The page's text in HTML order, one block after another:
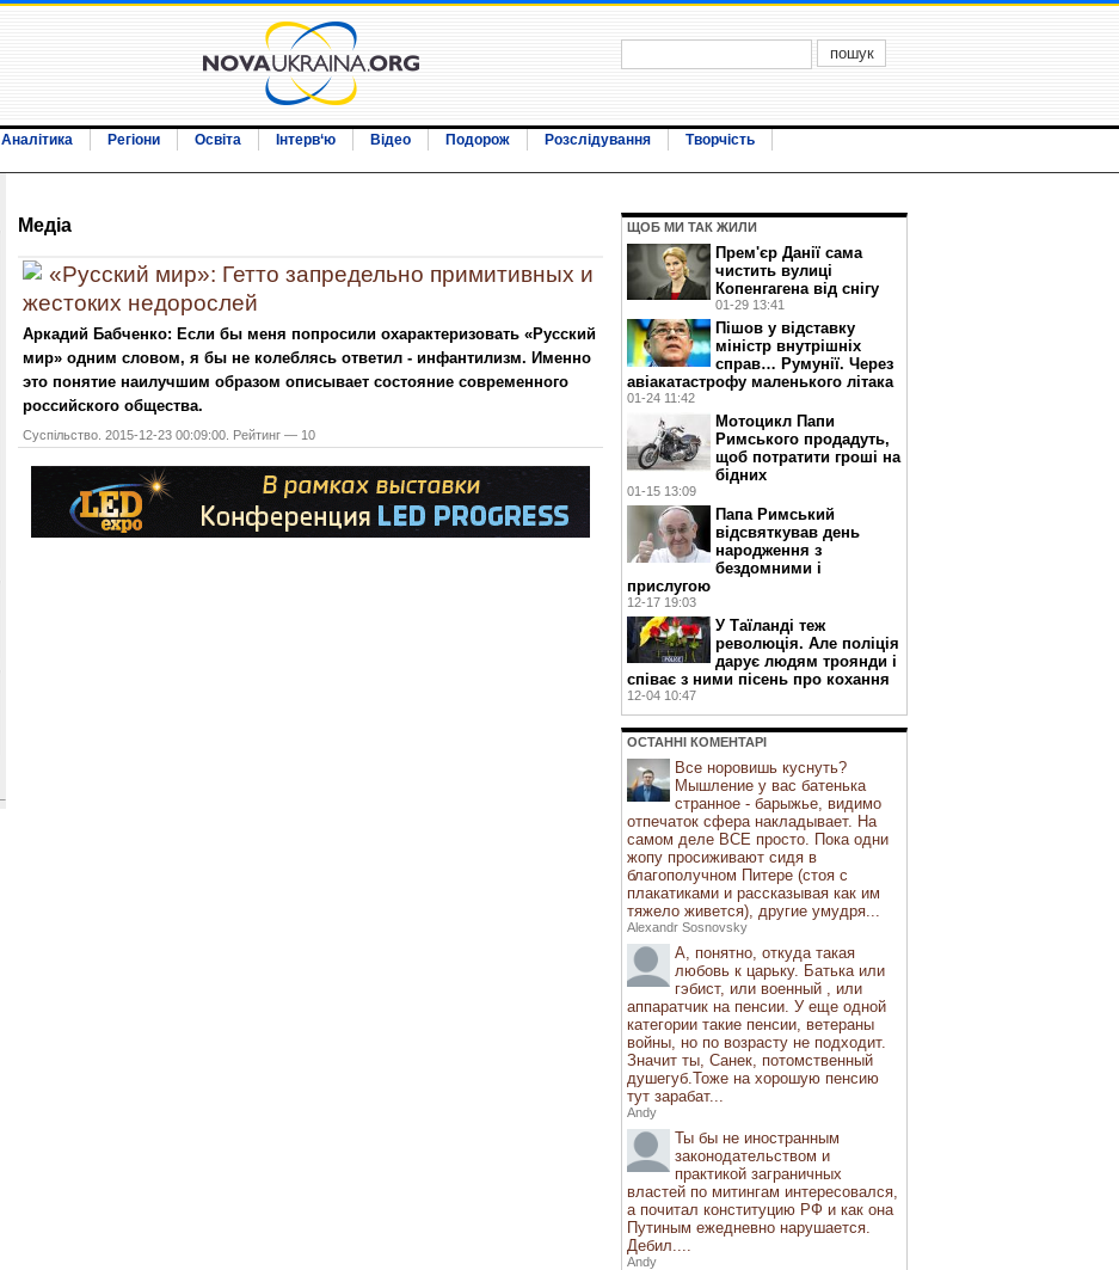
Аналітика Регіони Освіта Інтерв‘ю Відео Подорож Розслідування
Творчість
Медiа
«Русский мир»: Гетто запредельно примитивных и
жестоких недорослей
Аркадий Бабченко: Если бы меня попросили охарактеризовать «Русский
мир» одним словом, я бы не колеблясь ответил - инфантилизм. Именно
это понятие наилучшим образом описывает состояние современного
российского общества.
Суспільство. 2015-12-23 00:09:00. Рейтинг — 10
ЩОБ МИ ТАК ЖИЛИ
Прем'єр Данії сама
чистить вулиці
Копенгагена від снігу
01-29 13:41
Пішов у відставку
міністр внутрішніх
справ… Румунії. Через
авіакатастрофу маленького літака
01-24 11:42
Мотоцикл Папи
Римського продадуть,
щоб потратити гроші на
бідних
01-15 13:09
Папа Римський
відсвяткував день
народження з
бездомними і
прислугою
12-17 19:03
У Таїланді теж
революція. Але поліція
дарує людям троянди і
співає з ними пісень про кохання
12-04 10:47
ОСТАННI КОМЕНТАРI
Все норовишь куснуть?
Мышление у вас батенька
странное - барыжье, видимо
отпечаток сфера накладывает. На
самом деле ВСЕ просто. Пока одни
жопу просиживают сидя в
благополучном Питере (стоя с
плакатиками и рассказывая как им
тяжело живется), другие умудря...
Alexandr Sosnovsky
А, понятно, откуда такая
любовь к царьку. Батька или
гэбист, или военный , или
аппаратчик на пенсии. У еще одной
категории такие пенсии, ветераны
войны, но по возрасту не подходит.
Значит ты, Санек, потомственный
душегуб.Тоже на хорошую пенсию
тут зарабат...
Andy
Ты бы не иностранным
законодательством и
практикой заграничных
властей по митингам интересовался,
а почитал конституцию РФ и как она
Путиным ежедневно нарушается.
Дебил....
Andy